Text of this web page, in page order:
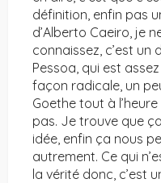
définition, enfin pas
d’Alberto Caeiro, je
connaissez, c’est un
Pessoa, qui est
façon radicale, un
Goethe tout à l’heure
pas. Je trouve que
idée, enfin ça nous
autrement. Ce qui
la vérité donc, c’est